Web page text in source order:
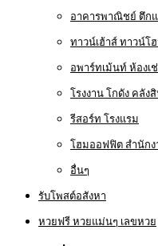
อาคารพาณิชย์ ตึก
ทาวน์เฮ้าส์ ทาวน์โ
อพาร์ทเม้นท์ ห้องเ
โรงงาน โกดัง คลัง
รีสอร์ท โรงแรม
โฮมออฟฟิต สำนัก
อื่นๆ
รับโพสต์อสังหา
หวยฟรี หวยแม่นๆ เลขหวย